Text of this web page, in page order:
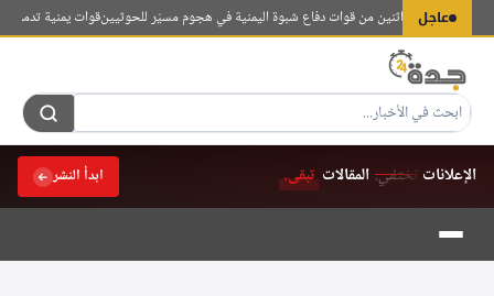
عاجل
عسكريين اثنين من قوات دفاع شبوة اليمنية في هجوم مسيّر للحوثيينقوات يمنية تدمر
الإعلانات تختفي.المقالات تبقى. ابدأ النشر
التجاوز
المحتوى